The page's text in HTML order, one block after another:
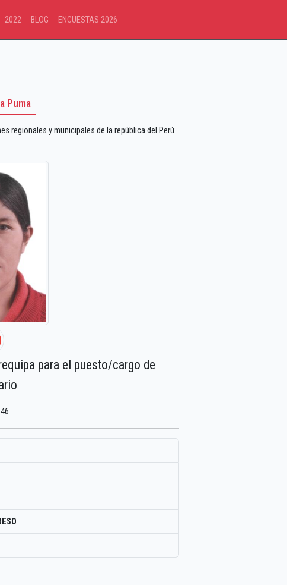
2022 BLOG ENCUESTAS 2026
Puma
regionales y municipales de la república del Perú
para el puesto/cargo de